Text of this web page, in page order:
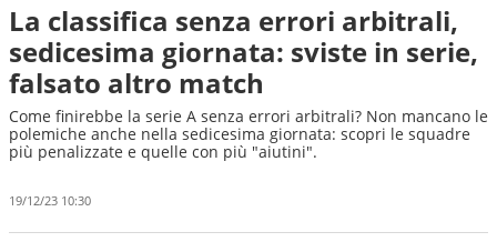
La classifica senza errori arbitrali,
sedicesima giornata: sviste in serie,
falsato altro match
Come finirebbe la serie A senza errori arbitrali? Non mancano le
polemiche anche nella sedicesima giornata: scopri le squadre
più penalizzate e quelle con più "aiutini".
19/12/23 10:30